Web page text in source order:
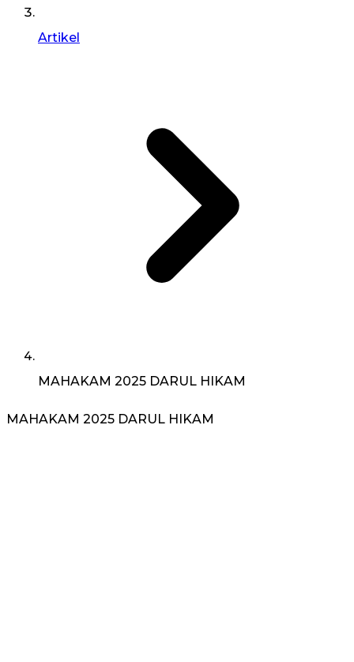
Artikel
MAHAKAM 2025 DARUL HIKAM
MAHAKAM 2025 DARUL HIKAM